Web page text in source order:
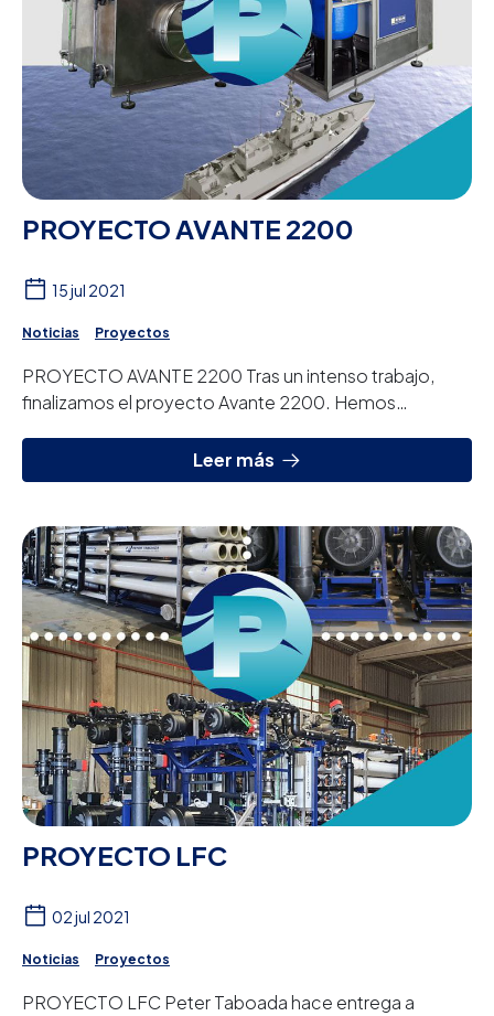
PROYECTO AVANTE 2200
15 jul 2021
Noticias Proyectos
PROYECTO AVANTE 2200 Tras un intenso trabajo,
finalizamos el proyecto Avante 2200. Hemos
Leer más
PROYECTO LFC
02 jul 2021
Noticias Proyectos
PROYECTO LFC Peter Taboada hace entrega a